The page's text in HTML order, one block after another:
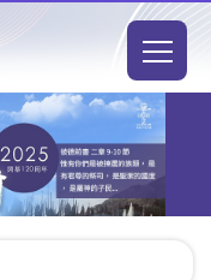
Main